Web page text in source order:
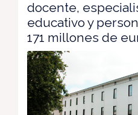
docente,
educativo y
171 millones de